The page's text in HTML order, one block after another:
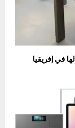
في إفريقيا